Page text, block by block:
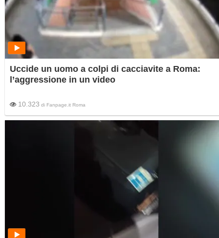
Uccide un uomo a colpi di cacciavite a Roma:
l’aggressione in un video
10.323 di Fanpage.it Roma